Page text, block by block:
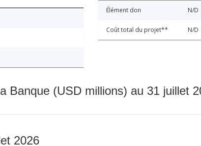
Élément don N/D
Coût total du projet** N/D
Banque (USD millions) au 31 juillet
2026